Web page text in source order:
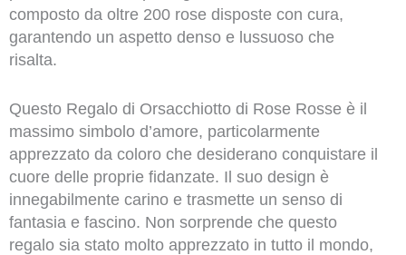
composto da oltre 200 rose disposte con cura,
garantendo un aspetto denso e lussuoso che
risalta.
Questo Regalo di Orsacchiotto di Rose Rosse è il
massimo simbolo d’amore, particolarmente
apprezzato da coloro che desiderano conquistare il
cuore delle proprie fidanzate. Il suo design è
innegabilmente carino e trasmette un senso di
fantasia e fascino. Non sorprende che questo
regalo sia stato molto apprezzato in tutto il mondo,